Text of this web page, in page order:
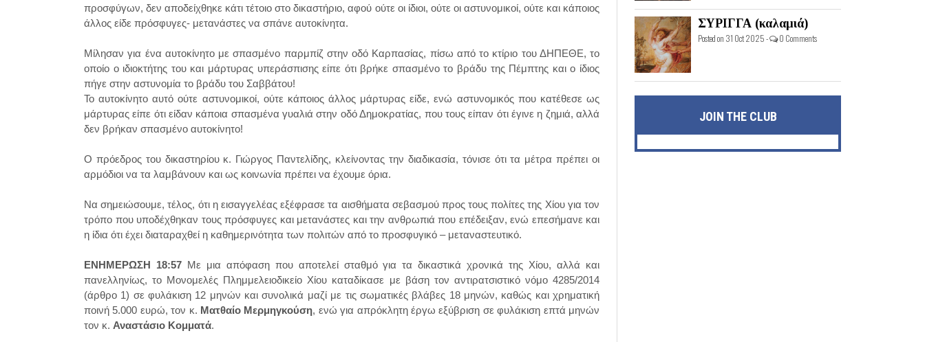
προσφύγων, δεν αποδείχθηκε κάτι τέτοιο στο δικαστήριο, αφού ούτε οι ίδιοι, ούτε οι αστυνομικοί, ούτε και κάποιος
άλλος είδε πρόσφυγες- μετανάστες να σπάνε αυτοκίνητα.
Μίλησαν για ένα αυτοκίνητο με σπασμένο παρμπίζ στην οδό Καρπασίας, πίσω από το κτίριο του ΔΗΠΕΘΕ, το
οποίο ο ιδιοκτήτης του και μάρτυρας υπεράσπισης είπε ότι βρήκε σπασμένο το βράδυ της Πέμπτης και ο ίδιος
πήγε στην αστυνομία το βράδυ του Σαββάτου!
Το αυτοκίνητο αυτό ούτε αστυνομικοί, ούτε κάποιος άλλος μάρτυρας είδε, ενώ αστυνομικός που κατέθεσε ως
μάρτυρας είπε ότι είδαν κάποια σπασμένα γυαλιά στην οδό Δημοκρατίας, που τους είπαν ότι έγινε η ζημιά, αλλά
δεν βρήκαν σπασμένο αυτοκίνητο!
Ο πρόεδρος του δικαστηρίου κ. Γιώργος Παντελίδης, κλείνοντας την διαδικασία, τόνισε ότι τα μέτρα πρέπει οι
αρμόδιοι να τα λαμβάνουν και ως κοινωνία πρέπει να έχουμε όρια.
Να σημειώσουμε, τέλος, ότι η εισαγγελέας εξέφρασε τα αισθήματα σεβασμού προς τους πολίτες της Χίου για τον
τρόπο που υποδέχθηκαν τους πρόσφυγες και μετανάστες και την ανθρωπιά που επέδειξαν, ενώ επεσήμανε και
η ίδια ότι έχει διαταραχθεί η καθημερινότητα των πολιτών από το προσφυγικό – μεταναστευτικό.
ΕΝΗΜΕΡΩΣΗ 18:57 Με μια απόφαση που αποτελεί σταθμό για τα δικαστικά χρονικά της Χίου, αλλά και
πανελληνίως, το Μονομελές Πλημμελειοδικείο Χίου καταδίκασε με βάση τον αντιρατσιστικό νόμο 4285/2014
(άρθρο 1) σε φυλάκιση 12 μηνών και συνολικά μαζί με τις σωματικές βλάβες 18 μηνών, καθώς και χρηματική
ποινή 5.000 ευρώ, τον κ. Ματθαίο Μερμηγκούση, ενώ για απρόκλητη έργω εξύβριση σε φυλάκιση επτά μηνών
τον κ. Αναστάσιο Κομματά.
ΣΥΡΙΓΓΑ (καλαμιά)
Posted on 31 Oct 2025 - 0 Comments
JOIN THE CLUB